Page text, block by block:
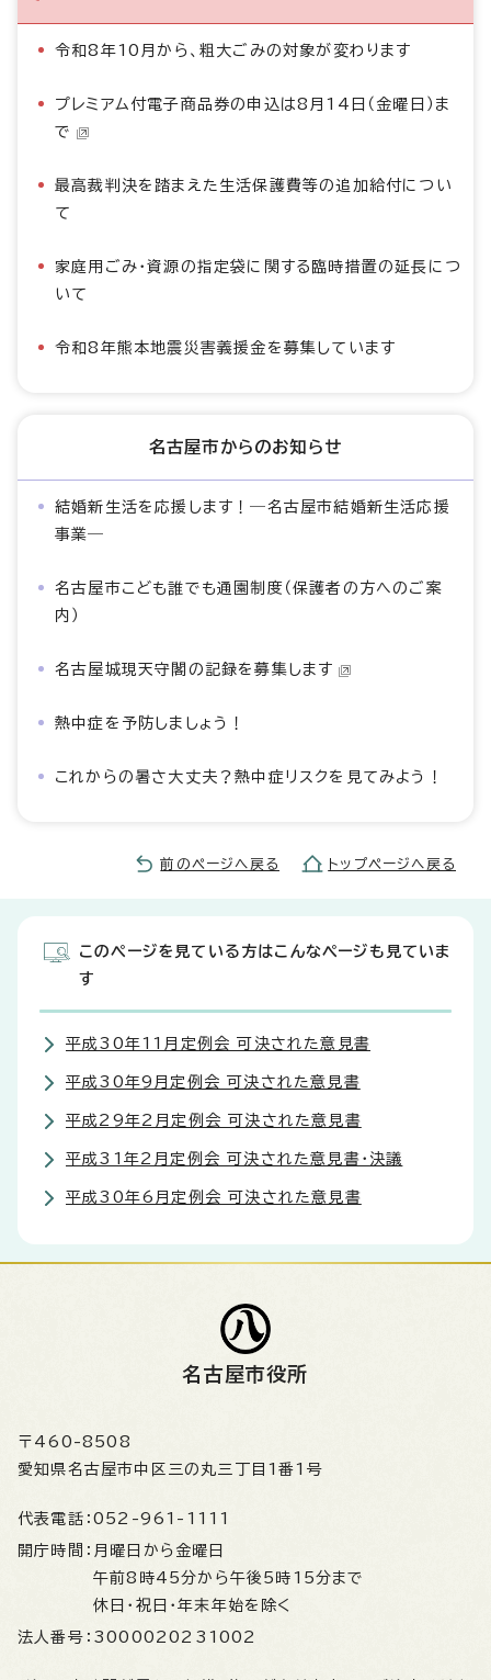
令和8年10月から、粗大ごみの対象が変わります
プレミアム付電子商品券の申込は8月14日（金曜日）ま
で
最高裁判決を踏まえた生活保護費等の追加給付につい
て
家庭用ごみ・資源の指定袋に関する臨時措置の延長につ
いて
令和8年熊本地震災害義援金を募集しています
名古屋市からのお知らせ
結婚新生活を応援します！―名古屋市結婚新生活応援
事業―
名古屋市こども誰でも通園制度（保護者の方へのご案
内）
名古屋城現天守閣の記録を募集します
熱中症を予防しましょう！
これからの暑さ大丈夫？熱中症リスクを見てみよう！
前のページへ戻る トップページへ戻る
このページを見ている方はこんなページも見ていま
す
平成30年11月定例会 可決された意見書
平成30年9月定例会 可決された意見書
平成29年2月定例会 可決された意見書
平成31年2月定例会 可決された意見書・決議
平成30年6月定例会 可決された意見書
名古屋市役所
〒460-8508
愛知県名古屋市中区三の丸三丁目1番1号
代表電話： 052-961-1111
開庁時間： 月曜日から金曜日
午前8時45分から午後5時15分まで
休日・祝日・年末年始を除く
法人番号： 3000020231002